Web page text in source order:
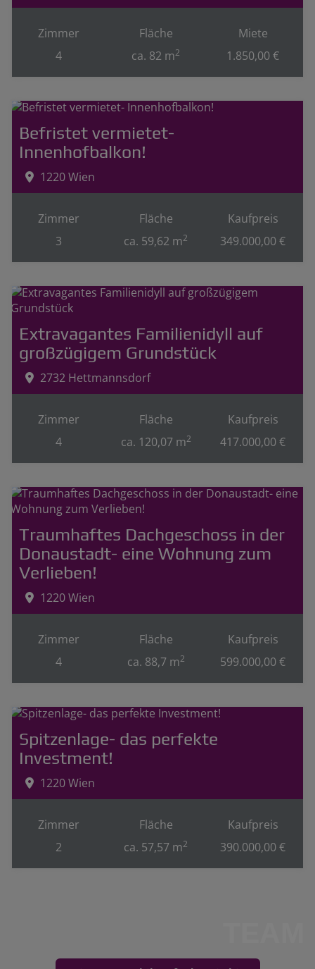
Zimmer
4
Fläche
ca. 82 m2
Miete
1.850,00 €
Befristet vermietet-
Innenhofbalkon!
1220 Wien
Zimmer
3
Fläche
ca. 59,62 m2
Kaufpreis
349.000,00 €
Extravagantes Familienidyll auf
großzügigem Grundstück
2732 Hettmannsdorf
Zimmer
4
Fläche
ca. 120,07 m2
Kaufpreis
417.000,00 €
Traumhaftes Dachgeschoss in der
Donaustadt- eine Wohnung zum
Verlieben!
1220 Wien
Zimmer
4
Fläche
ca. 88,7 m2
Kaufpreis
599.000,00 €
Spitzenlage- das perfekte
Investment!
1220 Wien
Zimmer
2
Fläche
ca. 57,57 m2
Kaufpreis
390.000,00 €